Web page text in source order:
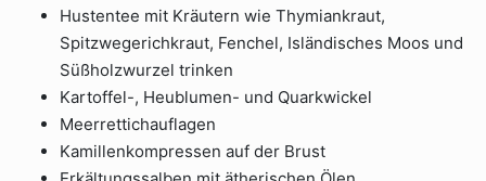
Hustentee mit Kräutern wie Thymiankraut,
Spitzwegerichkraut, Fenchel, Isländisches Moos und
Süßholzwurzel trinken
Kartoffel-, Heublumen- und Quarkwickel
Meerrettichauflagen
Kamillenkompressen auf der Brust